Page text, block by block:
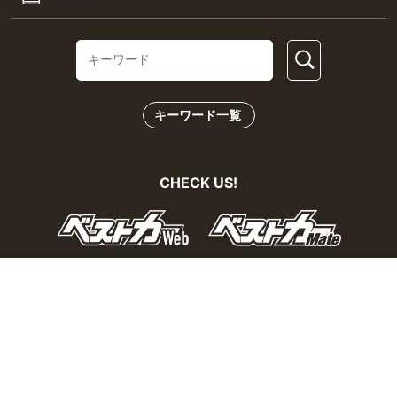
キーワード一覧
CHECK US!